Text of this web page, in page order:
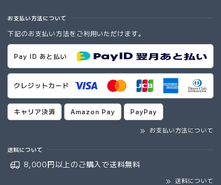
お支払い方法について
下記のお支払い方法をご利用いただけます。
Pay ID あと払い
クレジットカード
キャリア決済 Amazon Pay PayPay
お支払い方法について
送料について
8,000円以上のご購入で送料無料
送料について